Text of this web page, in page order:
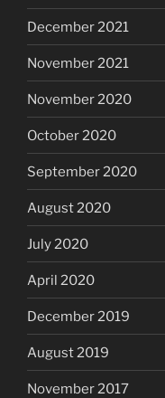
December 2021
November 2021
November 2020
October 2020
September 2020
August 2020
July 2020
April 2020
December 2019
August 2019
November 2017